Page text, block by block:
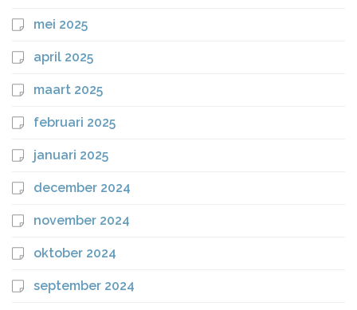
mei 2025
april 2025
maart 2025
februari 2025
januari 2025
december 2024
november 2024
oktober 2024
september 2024